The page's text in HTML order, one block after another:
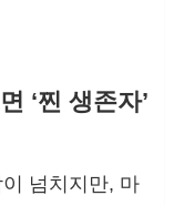
‘찐 생존자’
넘치지만, 마